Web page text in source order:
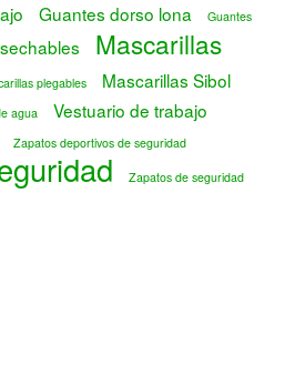
Guantes dorso lona
Guantes
Mascarillas
plegables Mascarillas Sibol
agua
Vestuario de trabajo
Zapatos deportivos de seguridad
Zapatos de seguridad